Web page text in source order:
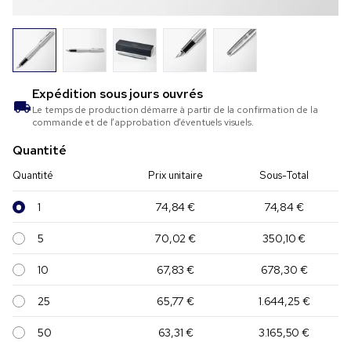
Expédition sousjours ouvrés
Le temps de production démarre à partir de la confirmation de la
commande et de l’approbation d’éventuels visuels.
Quantité
Quantité Prix unitaire Sous-Total
1 74,84 € 74,84 €
5 70,02 € 350,10 €
10 67,83 € 678,30 €
25 65,77 € 1.644,25 €
50 63,31 € 3.165,50 €